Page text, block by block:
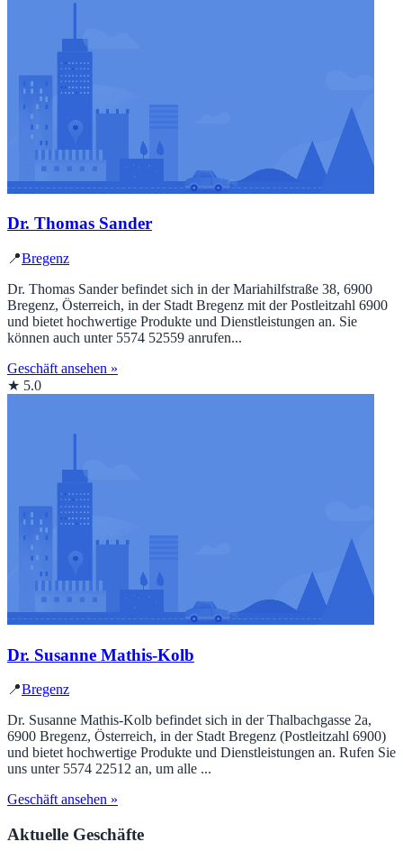
Dr. Thomas Sander
📍Bregenz
Dr. Thomas Sander befindet sich in der Mariahilfstraße 38, 6900
Bregenz, Österreich, in der Stadt Bregenz mit der Postleitzahl 6900
und bietet hochwertige Produkte und Dienstleistungen an. Sie
können auch unter 5574 52559 anrufen...
Geschäft ansehen »
★ 5.0
Dr. Susanne Mathis-Kolb
📍Bregenz
Dr. Susanne Mathis-Kolb befindet sich in der Thalbachgasse 2a,
6900 Bregenz, Österreich, in der Stadt Bregenz (Postleitzahl 6900)
und bietet hochwertige Produkte und Dienstleistungen an. Rufen Sie
uns unter 5574 22512 an, um alle ...
Geschäft ansehen »
Aktuelle Geschäfte